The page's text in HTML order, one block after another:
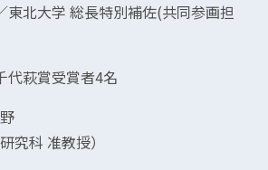
北大学 総長特別補佐(共同参画担
萩賞受賞者4名
究科 准教授）